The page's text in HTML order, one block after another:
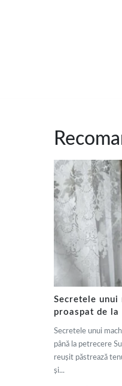
Secretele unui
proaspat de la
Secretele unui
până la petrecere
reușit păstrează
și...